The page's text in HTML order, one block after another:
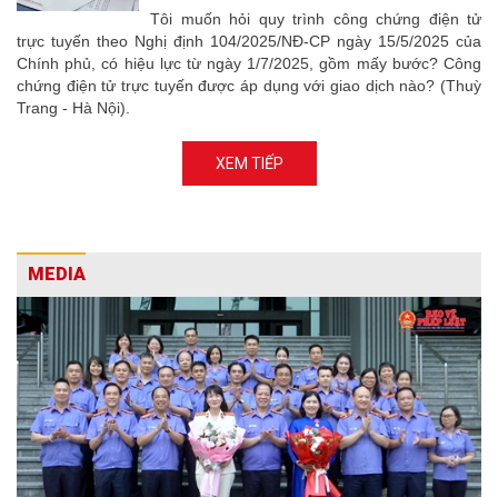
Tôi muốn hỏi quy trình công chứng điện tử
trực tuyến theo Nghị định 104/2025/NĐ-CP ngày 15/5/2025 của
Chính phủ, có hiệu lực từ ngày 1/7/2025, gồm mấy bước? Công
chứng điện tử trực tuyến được áp dụng với giao dịch nào? (Thuỳ
Trang - Hà Nội).
XEM TIẾP
MEDIA